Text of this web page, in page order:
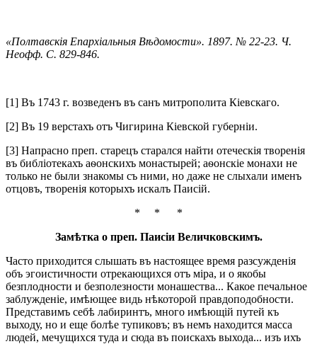
«Полтавскія Епархіальныя Вѣдомости». 1897. № 22-23. Ч.
Неофф. С. 829-846.
[1] Въ 1743 г. возведенъ въ санъ митрополита Кіевскаго.
[2] Въ 19 верстахъ отъ Чигирина Кіевской губерніи.
[3] Напрасно преп. старецъ старался найти отеческія творенія
въ библіотекахъ аѳонскихъ монастырей; аѳонскіе монахи не
только не были знакомы съ ними, но даже не слыхали именъ
отцовъ, творенія которыхъ искалъ Паисій.
* * *
Замѣтка о преп. Паисіи Величковскимъ.
Часто приходится слышать въ настоящее время разсужденія
объ эгоистичности отрекающихся отъ міра, и о якобы
безплодности и безполезности монашества... Какое печальное
заблужденіе, имѣющее видь нѣкоторой правдоподобности.
Представимъ себѣ лабиринтъ, много имѣющій путей къ
выходу, но и еще болѣе тупиковъ; въ немъ находится масса
людей, мечущихся туда и сюда въ поискахъ выхода... изъ ихъ